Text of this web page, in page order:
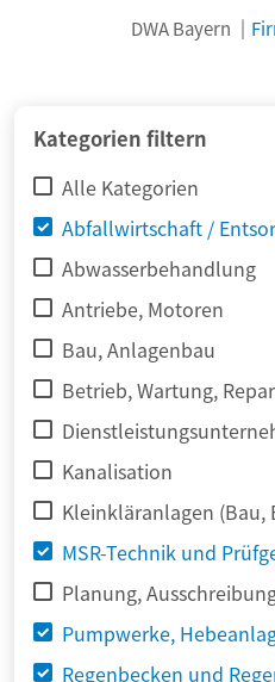
DWA Bayern
Kategorien filtern
Alle Kategorien
Abfallwirtschaft /
Abwasserbehandlung
Antriebe, Motoren
Bau, Anlagenbau
Betrieb, Wartung,
Kanalisation
Kleinkläranlagen (Bau,
MSR-Technik und
Planung,
Pumpwerke,
Regenbecken und